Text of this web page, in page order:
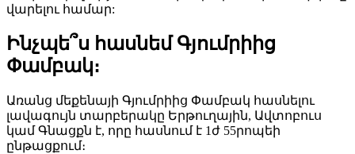
վարելու համար:
Ինչպե՞ս հասնեմ Գյումրիից
Փամբակ։
Առանց մեքենայի Գյումրիից Փամբակ հասնելու
լավագույն տարբերակը Երթուղային, Ավտոբուս
կամ Գնացքն է, որը հասնում է 1ժ 55րոպեի
ընթացքում։